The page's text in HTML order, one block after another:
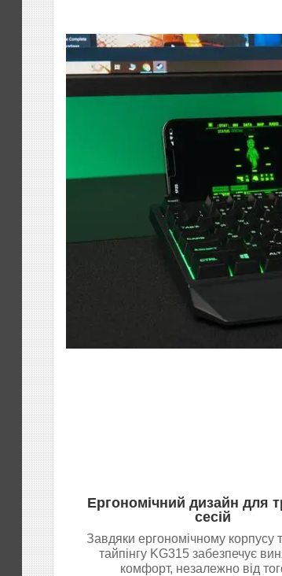
Ергономічний дизайн для
сесій
Завдяки ергономічному корпусу
тайпінгу KG315 забезпечує
комфорт, незалежно від